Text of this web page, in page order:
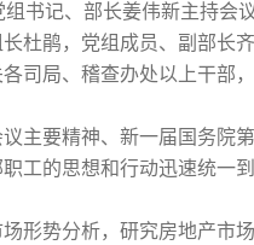
书记、部长姜伟新主持会
杜鹃，党组成员、副部长
司局、稽查办处以上干部
主要精神、新一届国务院
工的思想和行动迅速统一
形势分析，研究房地产市